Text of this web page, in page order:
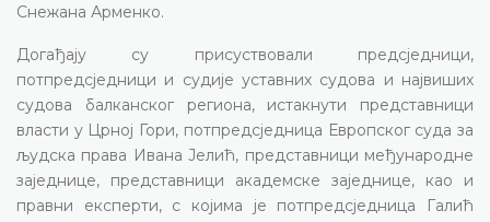
Снежана Арменко.
Догађају су присуствовали предсједници,
потпредсједници и судије уставних судова и највиших
судова балканског региона, истакнути представници
власти у Црној Гори, потпредсједница Европског суда за
људска права Ивана Јелић, представници међународне
заједнице, представници академске заједнице, као и
правни експерти, с којима је потпредсједница Галић